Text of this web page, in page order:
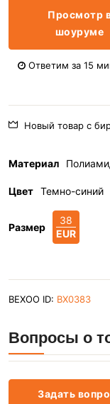
Просмотр
шоуруме
Ответим за 15
Новый товар с
Материал
Цвет Темно-синий
Размер
38
EUR
BEXOO ID: BX0383
Вопросы о
Задать